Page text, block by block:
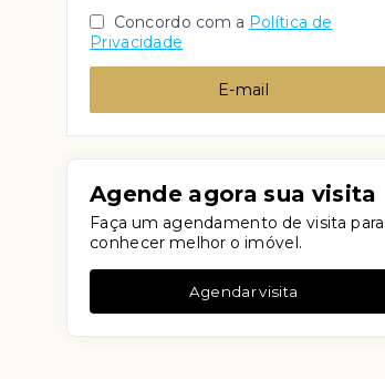
Concordo com a Política de
Privacidade
E-mail
Agende agora sua visita
Faça um agendamento de visita para
conhecer melhor o imóvel.
Agendar visita